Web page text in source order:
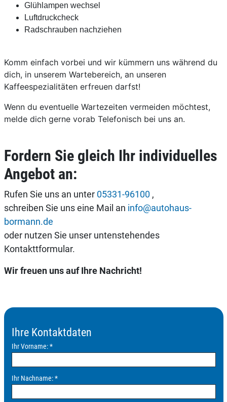
Glühlampen wechsel
Luftdruckcheck
Radschrauben nachziehen
Komm einfach vorbei und wir kümmern uns während du
dich, in unserem Wartebereich, an unseren
Kaffeespezialitäten erfreuen darfst!
Wenn du eventuelle Wartezeiten vermeiden möchtest,
melde dich gerne vorab Telefonisch bei uns an.
Fordern Sie gleich Ihr individuelles
Angebot an:
Rufen Sie uns an unter 05331-96100,
schreiben Sie uns eine Mail an info@autohaus-
bormann.de
oder nutzen Sie unser untenstehendes
Kontakttformular.
Wir freuen uns auf Ihre Nachricht!
Ihre Kontaktdaten
Ihr Vorname:*
Ihr Nachname:*